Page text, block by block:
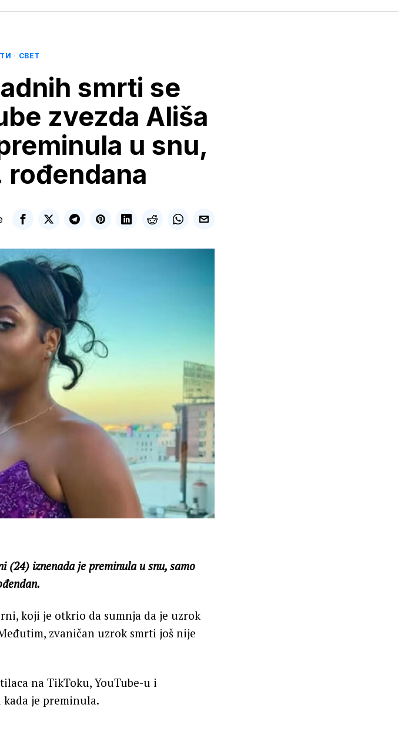
· СВЕТ
smrti se
zvezda Ališa
u snu,
rođendana
(24) iznenada je preminula u snu, samo
koji je otkrio da sumnja da je uzrok
zvaničan uzrok smrti još nije
na TikToku, YouTube-u i
je preminula.